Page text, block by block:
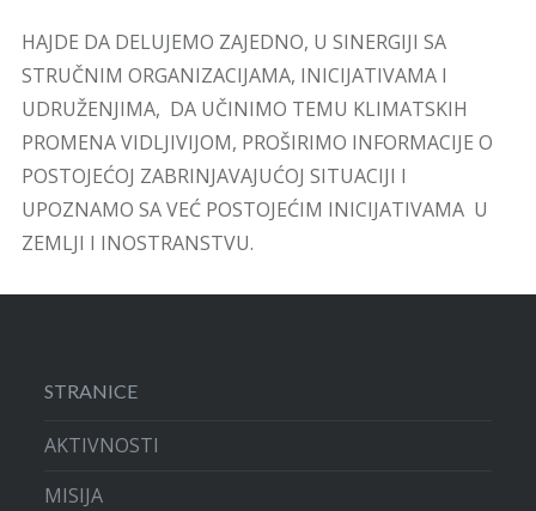
HAJDE DA DELUJEMO ZAJEDNO, U SINERGIJI SA
STRUČNIM ORGANIZACIJAMA, INICIJATIVAMA I
UDRUŽENJIMA, DA UČINIMO TEMU KLIMATSKIH
PROMENA VIDLJIVIJOM, PROŠIRIMO INFORMACIJE O
POSTOJEĆOJ ZABRINJAVAJUĆOJ SITUACIJI I
UPOZNAMO SA VEĆ POSTOJEĆIM INICIJATIVAMA U
ZEMLJI I INOSTRANSTVU.
STRANICE
AKTIVNOSTI
MISIJA